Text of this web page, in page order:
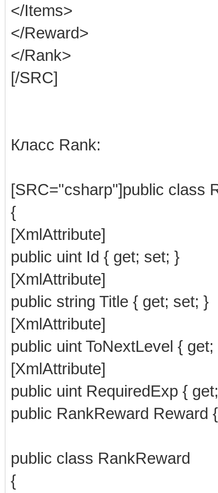
</Items>
</Reward>
</Rank>
[/SRC]
Класс Rank:
[SRC="csharp"]public class
{
[XmlAttribute]
public uint Id { get; set; }
[XmlAttribute]
public string Title { get; set; }
[XmlAttribute]
public uint ToNextLevel {
[XmlAttribute]
public uint RequiredExp {
public RankReward Reward
public class RankReward
{